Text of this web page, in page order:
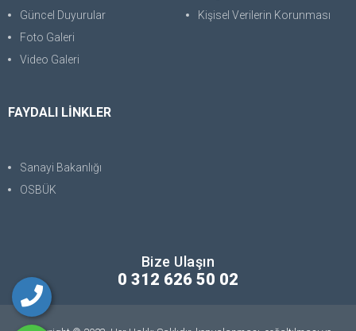
Güncel Duyurular
Foto Galeri
Video Galeri
Kişisel Verilerin Korunması
FAYDALI LİNKLER
Sanayi Bakanlığı
OSBÜK
Bize Ulaşın
0 312 626 50 02